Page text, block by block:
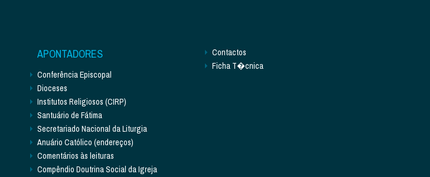
APONTADORES
Conferência Episcopal
Dioceses
Institutos Religiosos (CIRP)
Santuário de Fátima
Secretariado Nacional da Liturgia
Anuário Católico (endereços)
Comentários às leituras
Compêndio Doutrina Social da Igreja
Contactos
Ficha T�cnica